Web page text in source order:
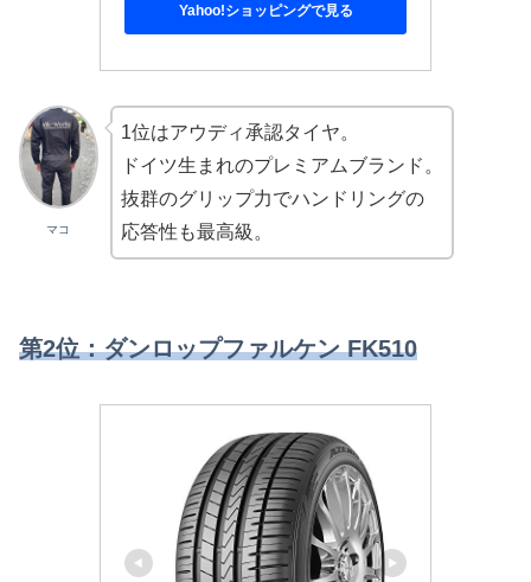
Yahoo!ショッピングで見る
マコ
1位はアウディ承認タイヤ。
ドイツ生まれのプレミアムブランド。
抜群のグリップ力でハンドリングの
応答性も最高級。
第2位：ダンロップファルケン FK510